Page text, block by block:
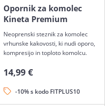
Opornik za komolec
Kineta Premium
Neoprenski steznik za komolec
vrhunske kakovosti, ki nudi oporo,
kompresijo in toploto komolcu.
14,99 €
-10% s kodo FITPLUS10